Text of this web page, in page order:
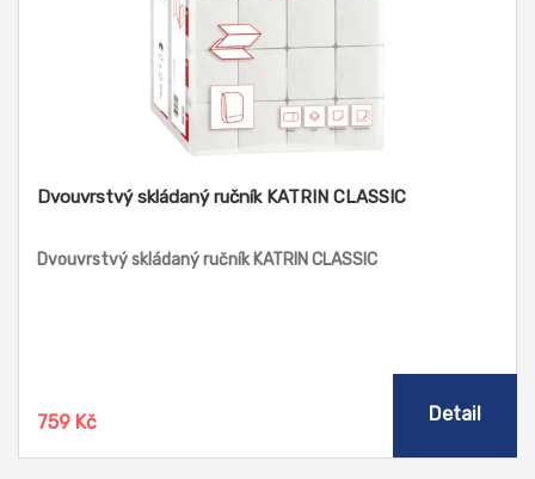
Dvouvrstvý skládaný ručník KATRIN CLASSIC
Dvouvrstvý skládaný ručník KATRIN CLASSIC
759 Kč Detail